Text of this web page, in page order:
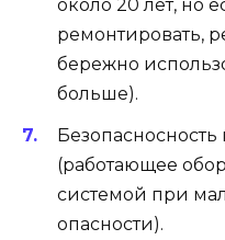
около 20 лет, но
ремонтировать,
бережно
больше).
Безопасносность
(работающее
системой при
опасности).